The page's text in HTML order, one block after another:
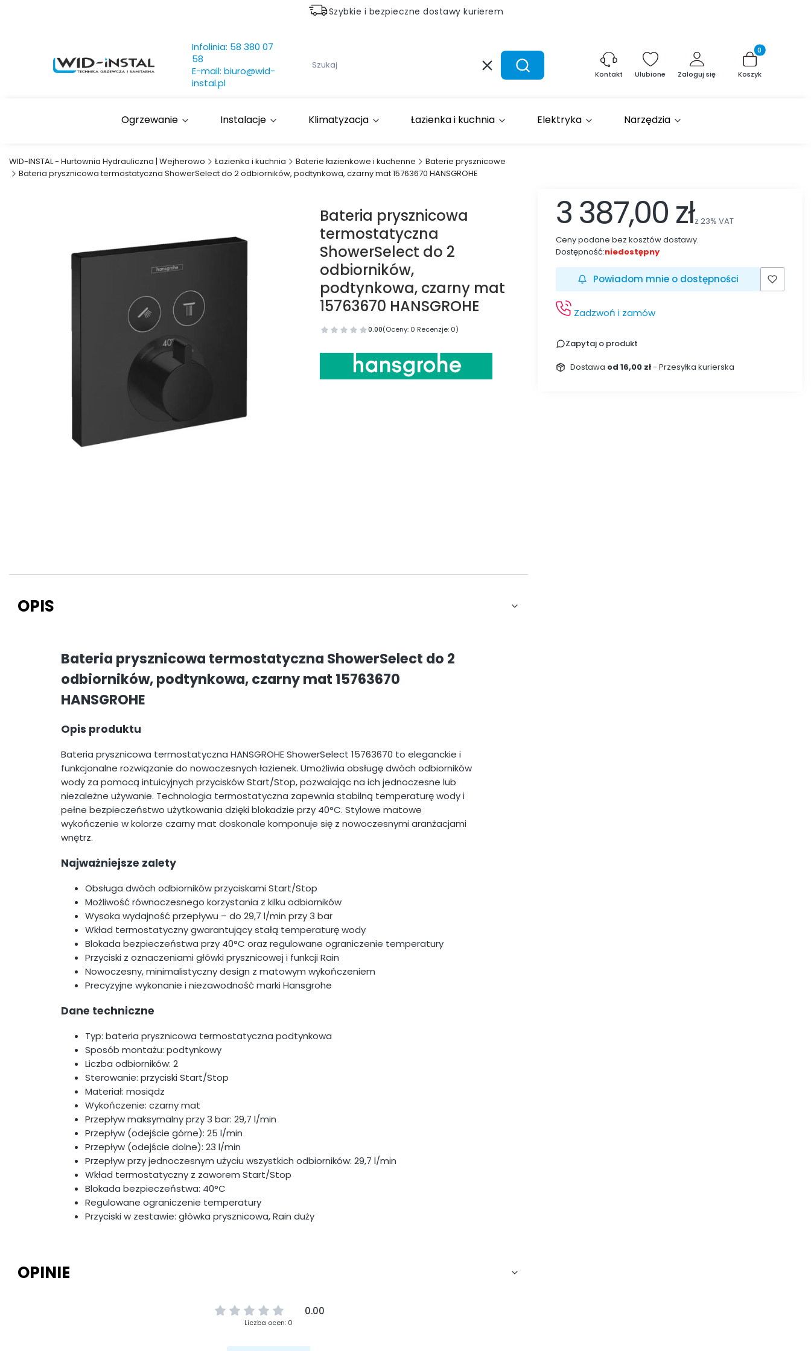
Szybkie i bezpieczne dostawy kurierem
Infolinia: 58 380 07
58
E-mail: biuro@wid-
instal.pl
WyczyśćSzukaj Kontakt Ulubione Zaloguj się
Produkty w
Koszyk
Ogrzewanie Instalacje Klimatyzacja Łazienka i kuchnia Elektryka Narzędzia
WID-INSTAL - Hurtownia Hydrauliczna | Wejherowo Łazienka i kuchnia Baterie łazienkowe i kuchenne
Baterie prysznicowe
Bateria prysznicowa termostatyczna ShowerSelect do 2 odbiorników, podtynkowa, czarny mat 15763670 HANSGROHE
Bateria prysznicowa
termostatyczna
ShowerSelect do 2
odbiorników,
podtynkowa, czarny mat
15763670 HANSGROHE
0.00(Oceny: 0 Recenzje: 0)
OPIS
Bateria prysznicowa termostatyczna ShowerSelect do 2
odbiorników, podtynkowa, czarny mat 15763670
HANSGROHE
Opis produktu
Bateria prysznicowa termostatyczna HANSGROHE ShowerSelect 15763670 to eleganckie i
funkcjonalne rozwiązanie do nowoczesnych łazienek. Umożliwia obsługę dwóch odbiorników
wody za pomocą intuicyjnych przycisków Start/Stop, pozwalając na ich jednoczesne lub
niezależne używanie. Technologia termostatyczna zapewnia stabilną temperaturę wody i
pełne bezpieczeństwo użytkowania dzięki blokadzie przy 40°C. Stylowe matowe
wykończenie w kolorze czarny mat doskonale komponuje się z nowoczesnymi aranżacjami
wnętrz.
Najważniejsze zalety
Obsługa dwóch odbiorników przyciskami Start/Stop
Możliwość równoczesnego korzystania z kilku odbiorników
Wysoka wydajność przepływu – do 29,7 l/min przy 3 bar
Wkład termostatyczny gwarantujący stałą temperaturę wody
Blokada bezpieczeństwa przy 40°C oraz regulowane ograniczenie temperatury
Przyciski z oznaczeniami główki prysznicowej i funkcji Rain
Nowoczesny, minimalistyczny design z matowym wykończeniem
Precyzyjne wykonanie i niezawodność marki Hansgrohe
Dane techniczne
Typ: bateria prysznicowa termostatyczna podtynkowa
Sposób montażu: podtynkowy
Liczba odbiorników: 2
Sterowanie: przyciski Start/Stop
Materiał: mosiądz
Wykończenie: czarny mat
Przepływ maksymalny przy 3 bar: 29,7 l/min
Przepływ (odejście górne): 25 l/min
Przepływ (odejście dolne): 23 l/min
Przepływ przy jednoczesnym użyciu wszystkich odbiorników: 29,7 l/min
Wkład termostatyczny z zaworem Start/Stop
Blokada bezpieczeństwa: 40°C
Regulowane ograniczenie temperatury
Przyciski w zestawie: główka prysznicowa, Rain duży
OPINIE
0.00
Liczba ocen: 0
3 387,00 złz 23% VAT
Ceny podane bez kosztów dostawy.
Dostępność:niedostępny
Powiadom mnie o dostępności
Zadzwoń i zamów
Zapytaj o produkt
Dostawa od 16,00 zł- Przesyłka kurierska